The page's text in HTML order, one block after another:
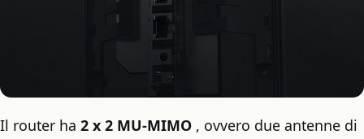
Il router ha 2 x 2 MU-MIMO , ovvero due antenne di